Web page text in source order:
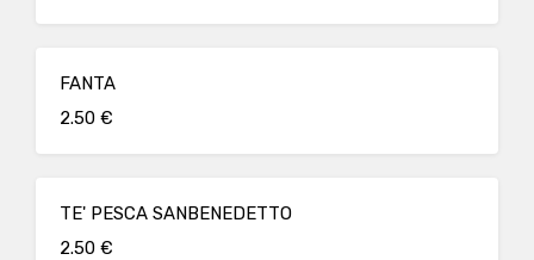
FANTA
2.50 €
TE' PESCA SANBENEDETTO
2.50 €